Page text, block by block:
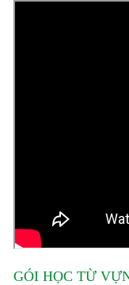
GÓI HỌC TỪ